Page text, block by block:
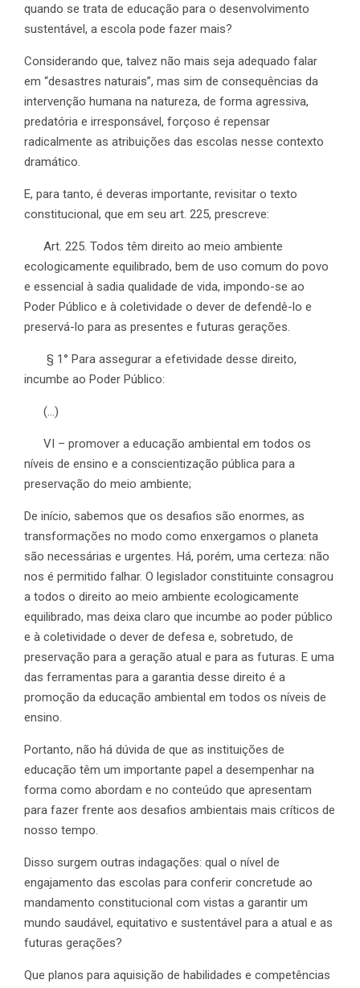
quando se trata de educação para o desenvolvimento
sustentável, a escola pode fazer mais?
Considerando que, talvez não mais seja adequado falar
em “desastres naturais”, mas sim de consequências da
intervenção humana na natureza, de forma agressiva,
predatória e irresponsável, forçoso é repensar
radicalmente as atribuições das escolas nesse contexto
dramático.
E, para tanto, é deveras importante, revisitar o texto
constitucional, que em seu art. 225, prescreve:
Art. 225. Todos têm direito ao meio ambiente
ecologicamente equilibrado, bem de uso comum do povo
e essencial à sadia qualidade de vida, impondo-se ao
Poder Público e à coletividade o dever de defendê-lo e
preservá-lo para as presentes e futuras gerações.
§ 1° Para assegurar a efetividade desse direito,
incumbe ao Poder Público:
(…)
VI – promover a educação ambiental em todos os
níveis de ensino e a conscientização pública para a
preservação do meio ambiente;
De início, sabemos que os desafios são enormes, as
transformações no modo como enxergamos o planeta
são necessárias e urgentes. Há, porém, uma certeza: não
nos é permitido falhar. O legislador constituinte consagrou
a todos o direito ao meio ambiente ecologicamente
equilibrado, mas deixa claro que incumbe ao poder público
e à coletividade o dever de defesa e, sobretudo, de
preservação para a geração atual e para as futuras. E uma
das ferramentas para a garantia desse direito é a
promoção da educação ambiental em todos os níveis de
ensino.
Portanto, não há dúvida de que as instituições de
educação têm um importante papel a desempenhar na
forma como abordam e no conteúdo que apresentam
para fazer frente aos desafios ambientais mais críticos de
nosso tempo.
Disso surgem outras indagações: qual o nível de
engajamento das escolas para conferir concretude ao
mandamento constitucional com vistas a garantir um
mundo saudável, equitativo e sustentável para a atual e as
futuras gerações?
Que planos para aquisição de habilidades e competências